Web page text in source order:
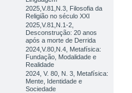
2025,V.81,N.3, Filosofia da
Religião no século XXI
2025,V.81,N.1-2,
Desconstrução: 20 anos
após a morte de Derrida
2024,V.80,N.4, Metafísica:
Fundação, Modalidade e
Realidade
2024, V. 80, N. 3, Metafísica:
Mente, Identidade e
Sociedade